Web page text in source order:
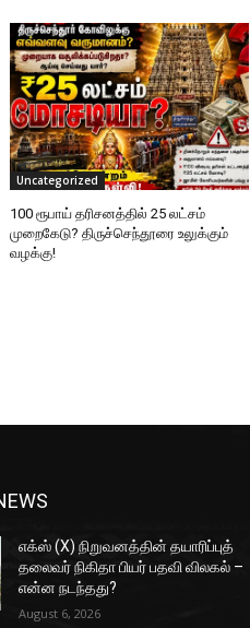
Uncategorized
100 ரூபாய் தரிசனத்தில் 25 லட்சம்
முறைகேடு? திருச்செந்தூரை உலுக்கும்
வழக்கு!
எக்ஸ் (X) நிறுவனத்தின் தயாரிப்புத்
தலைவர் நிகிதா பியர் பதவி விலகல் –
என்ன நடந்தது?
August 6, 2026